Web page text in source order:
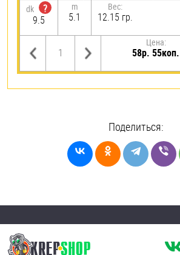
dk
?
9.5
m
5.1
Вес:
12.15 гр.
Цена:
58р. 55коп.
Поделиться: